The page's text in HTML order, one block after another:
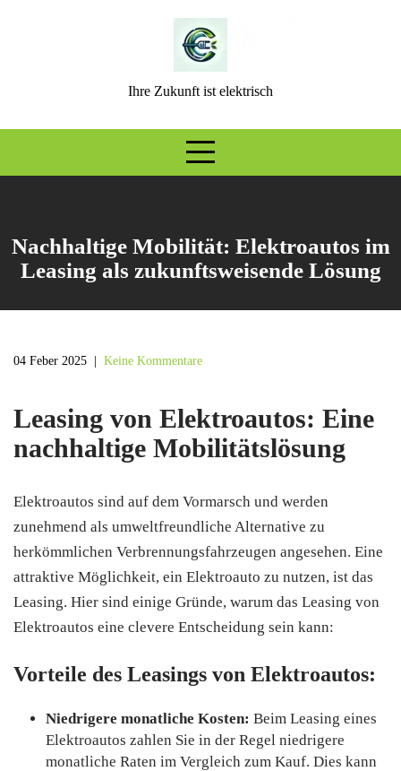
Ihre Zukunft ist elektrisch
Nachhaltige Mobilität: Elektroautos im
Leasing als zukunftsweisende Lösung
04 Feber 2025 Keine Kommentare
Leasing von Elektroautos: Eine
nachhaltige Mobilitätslösung
Elektroautos sind auf dem Vormarsch und werden
zunehmend als umweltfreundliche Alternative zu
herkömmlichen Verbrennungsfahrzeugen angesehen. Eine
attraktive Möglichkeit, ein Elektroauto zu nutzen, ist das
Leasing. Hier sind einige Gründe, warum das Leasing von
Elektroautos eine clevere Entscheidung sein kann:
Vorteile des Leasings von Elektroautos:
Niedrigere monatliche Kosten: Beim Leasing eines
Elektroautos zahlen Sie in der Regel niedrigere
monatliche Raten im Vergleich zum Kauf. Dies kann